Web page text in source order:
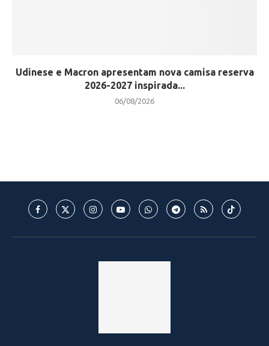
Udinese e Macron apresentam nova camisa reserva
2026-2027 inspirada...
06/08/2026